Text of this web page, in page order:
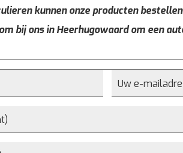
kunnen onze producten
bij ons in Heerhugowaard om een